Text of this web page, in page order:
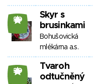
30
Skyr s
brusinkami
Bohušovická
mlékárna a.s.
30
Tvaroh
odtučněný